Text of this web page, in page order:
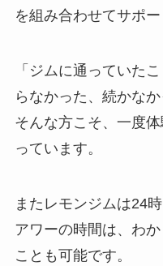
を組み合わせてサポー
「ジムに通っていた
らなかった、続かなか
そんな方こそ、一度
っています。
またレモンジムは24
アワーの時間は、わ
ことも可能です。